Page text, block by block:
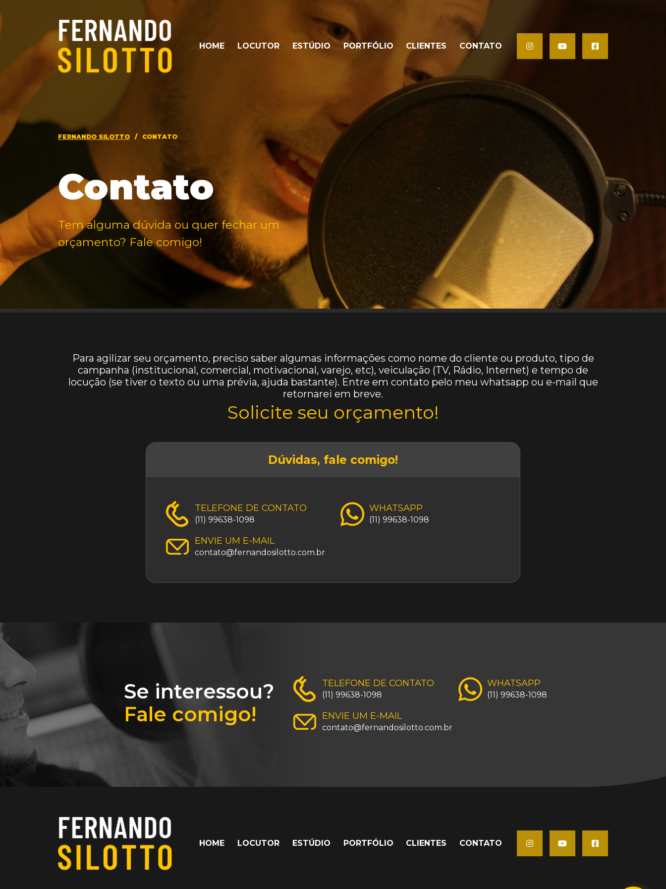
HOME LOCUTOR ESTÚDIO PORTFÓLIO CLIENTES CONTATO
FERNANDO SILOTTO / CONTATO
Contato
Tem alguma dúvida ou quer fechar um
orçamento? Fale comigo!
Para agilizar seu orçamento, preciso saber algumas informações como nome do cliente ou produto, tipo de
campanha (institucional, comercial, motivacional, varejo, etc), veiculação (TV, Rádio, Internet) e tempo de
locução (se tiver o texto ou uma prévia, ajuda bastante). Entre em contato pelo meu whatsapp ou e-mail que
retornarei em breve.
Solicite seu orçamento!
Dúvidas, fale comigo!
TELEFONE DE CONTATO
(11) 99638-1098
WHATSAPP
(11) 99638-1098
ENVIE UM E-MAIL
contato@fernandosilotto.com.br
Se interessou?
Fale comigo!
TELEFONE DE CONTATO
(11) 99638-1098
WHATSAPP
(11) 99638-1098
ENVIE UM E-MAIL
contato@fernandosilotto.com.br
HOME LOCUTOR ESTÚDIO PORTFÓLIO CLIENTES CONTATO